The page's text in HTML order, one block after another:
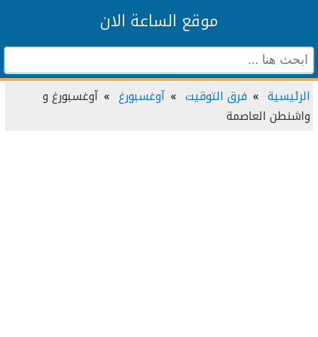
موقع الساعة الان
الرئيسية فرق التوقيت آوغسبورغ
آوغسبورغ و
واشنطن العاصمة